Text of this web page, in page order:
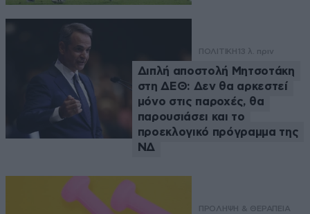
ΠΟΛΙΤΙΚΗ 13 λ. πριν
Διπλή αποστολή Μητσοτάκη
στη ΔΕΘ: Δεν θα αρκεστεί
μόνο στις παροχές, θα
παρουσιάσει και το
προεκλογικό πρόγραμμα της
ΝΔ
ΠΡΟΛΗΨΗ & ΘΕΡΑΠΕΙΑ